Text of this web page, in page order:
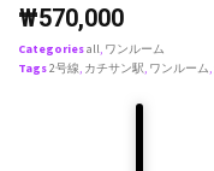
₩570,000
Categoriesall, ワンルーム
Tags2号線, カチサン駅, ワンルーム,